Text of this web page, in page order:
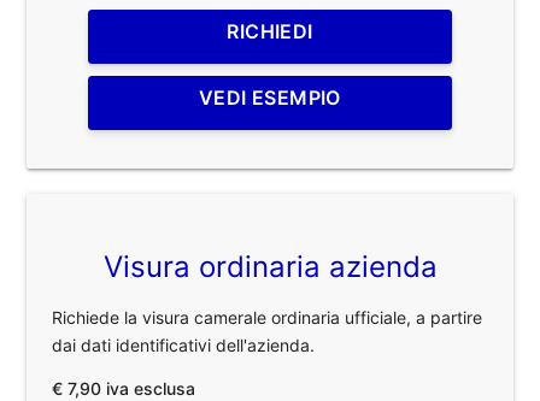
RICHIEDI
VEDI ESEMPIO
Visura ordinaria azienda
Richiede la visura camerale ordinaria ufficiale, a partire
dai dati identificativi dell'azienda.
€ 7,90 iva esclusa